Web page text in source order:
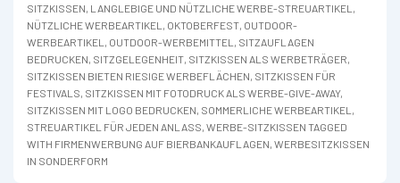
ITZKISSEN
LANGLEBIGE UND NÜTZLICHE WERBE-STREUARTIKEL
NÜTZLICHE WERBEARTIKEL
OKTOBERFEST OUTDOOR-
WERBEARTIKEL
OUTDOOR-WERBEMITTEL
SITZAUFLAGEN
BEDRUCKEN SITZGELEGENHEIT SITZKISSEN ALS WERBETRÄGER
SITZKISSEN BIETEN RIESIGE WERBEFLÄCHEN SITZKISSEN FÜR
FESTIVALS SITZKISSEN MIT FOTODRUCK ALS WERBE-GIVE-AWAY,
SITZKISSEN MIT LOGO BEDRUCKEN SOMMERLICHE WERBEARTIKEL
STREUARTIKEL FÜR JEDEN ANLASS WERBE-SITZKISSEN TAGGED
WITH FIRMENWERBUNG AUF BIERBANKAUFLAGEN WERBESITZKISSEN
IN SONDERFORM